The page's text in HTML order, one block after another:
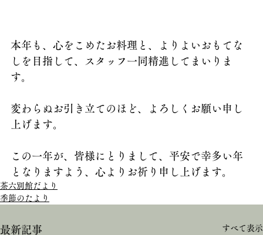
本年も、心をこめたお料理と、よりよいおもてな
しを目指して、スタッフ一同精進してまいりま
す。
変わらぬお引き立てのほど、よろしくお願い申し
上げます。
この一年が、皆様にとりまして、平安で幸多い年
となりますよう、心よりお祈り申し上げます。
茶六別館だより
季節のたより
最新記事 すべて表示